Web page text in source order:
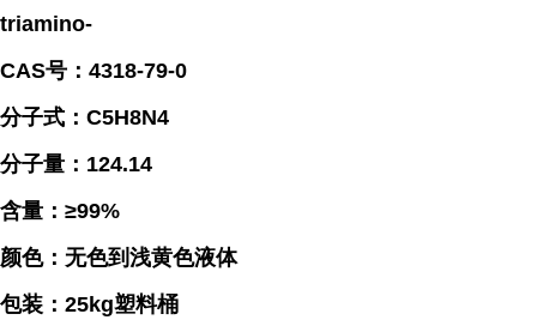
triamino-
CAS号：4318-79-0
分子式：C5H8N4
分子量：124.14
含量：≥99%
颜色：无色到浅黄色液体
包装：25kg塑料桶